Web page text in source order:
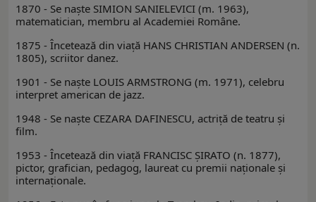
1870 - Se naşte SIMION SANIELEVICI (m. 1963),
matematician, membru al Academiei Române.
1875 - Încetează din viaţă HANS CHRISTIAN ANDERSEN (n.
1805), scriitor danez.
1901 - Se naşte LOUIS ARMSTRONG (m. 1971), celebru
interpret american de jazz.
1948 - Se naşte CEZARA DAFINESCU, actriţă de teatru şi
film.
1953 - Încetează din viaţă FRANCISC ŞIRATO (n. 1877),
pictor, grafician, pedagog, laureat cu premii naţionale şi
internaţionale.